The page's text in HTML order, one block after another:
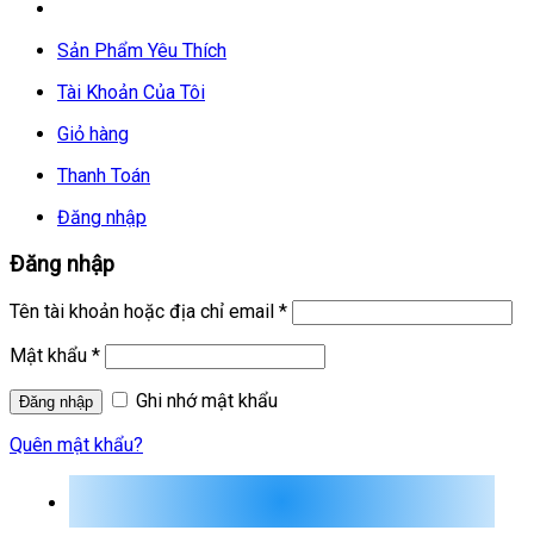
Sản Phẩm Yêu Thích
Tài Khoản Của Tôi
Giỏ hàng
Thanh Toán
Đăng nhập
Đăng nhập
Tên tài khoản hoặc địa chỉ email *
Mật khẩu *
Ghi nhớ mật khẩu
Quên mật khẩu?